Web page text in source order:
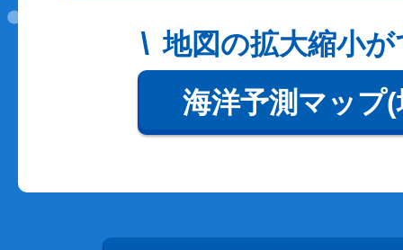
地図の拡大縮小
海洋予測マップ